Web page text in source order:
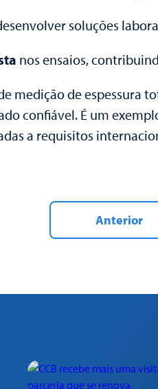
soluções
nos ensaios,
medição de espessura
confiável. É um
a requisitos
Anterior